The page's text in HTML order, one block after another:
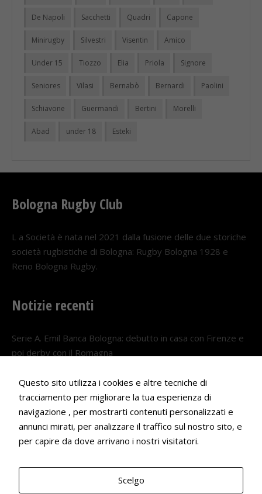
De Napoli Sacchetti Quadri Capone
Minirugby Silvestri Visentin Amico
Under 15 Tiozzo Elia Priola Signore
Seniores Vilasi Bernabò Bernardi Paolini
Schiavone Guermandi Bertini Morelli
Abad under 18 Esteki
Bologna Rugby Club
L a Società è nata nel 2021 dalla fusione delle due storiche
società rugbistiche di Bologna: Rugby Bologna 1928 e
Reno Bologna Rugby.
Notizie recenti
Serie A. Emil Banca Bologna: debutto in casa con Firenze e
poi derby con il Romagna
Serie A. Il Bologna nel girone veneto
29 LUGLIO 2026
Francesco Andrei convocato al Camp estivo della nazionale
22 LUGLIO 2026
Questo sito utilizza i cookies e altre tecniche di
tracciamento per migliorare la tua esperienza di
navigazione , per mostrarti contenuti personalizzati e
annunci mirati, per analizzare il traffico sul nostro sito, e
per capire da dove arrivano i nostri visitatori.
Scelgo